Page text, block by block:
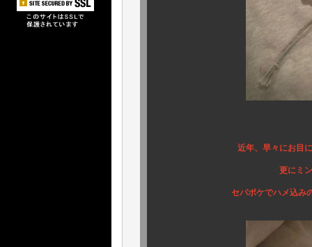
近年、早々にお目にかかれな
更にミント個体、ゆっ
セパポケでハメ込みの両Ｖ、